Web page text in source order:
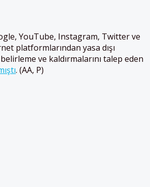
YouTube, Instagram, Twitter ve
platformlarından yasa dışı
ve kaldırmalarını talep eden
. (AA, P)